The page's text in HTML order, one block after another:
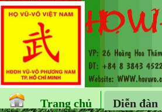
Trang chủ Diễn đàn